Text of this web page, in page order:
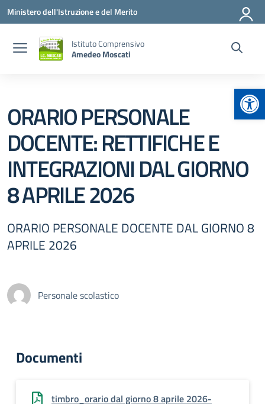
Vai ai contenuti
Vai al menu di navigazione
Vai al footer
Ministero dell'Istruzione e del Merito
Istituto Comprensivo
Amedeo Moscati
ORARIO PERSONALE
DOCENTE: RETTIFICHE E
INTEGRAZIONI DAL GIORNO
8 APRILE 2026
ORARIO PERSONALE DOCENTE DAL GIORNO 8
APRILE 2026
Personale scolastico
Documenti
timbro_orario dal giorno 8 aprile 2026-